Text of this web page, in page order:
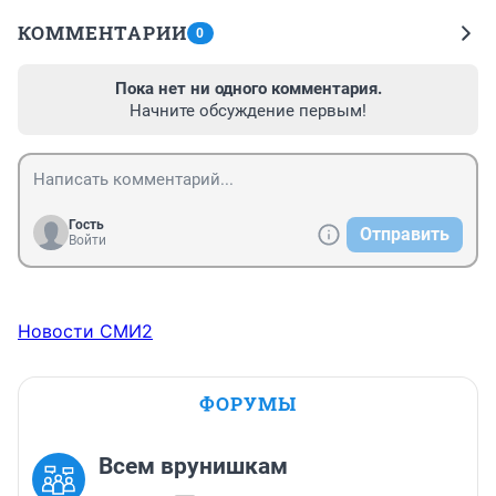
КОММЕНТАРИИ 0
Пока нет ни одного комментария.
Начните обсуждение первым!
Гость
Войти
Отправить
Новости СМИ2
ФОРУМЫ
Всем врунишкам